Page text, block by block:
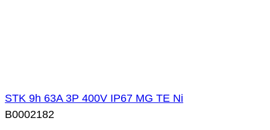
STK 9h 63A 3P 400V IP67 MG TE Ni
B0002182